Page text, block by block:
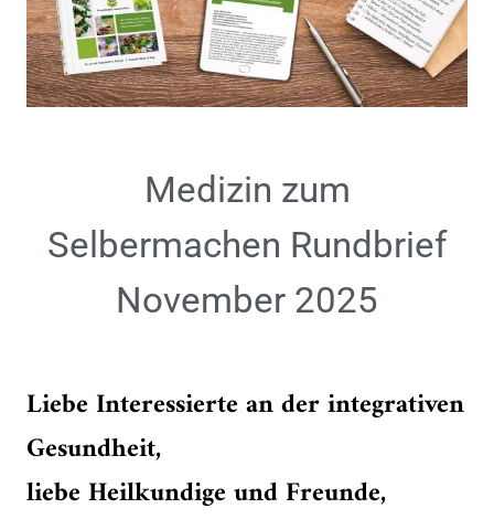
Medizin zum
Selbermachen Rundbrief
November 2025
Liebe Interessierte an der integrativen
Gesundheit,
liebe Heilkundige und Freunde,